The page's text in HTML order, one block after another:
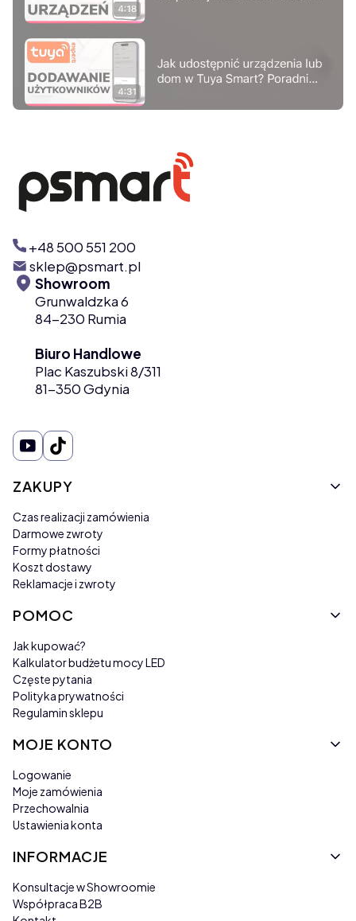
+48 500 551 200
sklep@psmart.pl
Showroom
Grunwaldzka 6
84-230 Rumia
Biuro Handlowe
Plac Kaszubski 8/311
81-350 Gdynia
Linki w stopce
ZAKUPY
Czas realizacji zamówienia
Darmowe zwroty
Formy płatności
Koszt dostawy
Reklamacje i zwroty
POMOC
Jak kupować?
Kalkulator budżetu mocy LED
Częste pytania
Polityka prywatności
Regulamin sklepu
MOJE KONTO
Logowanie
Moje zamówienia
Przechowalnia
Ustawienia konta
INFORMACJE
Konsultacje w Showroomie
Współpraca B2B